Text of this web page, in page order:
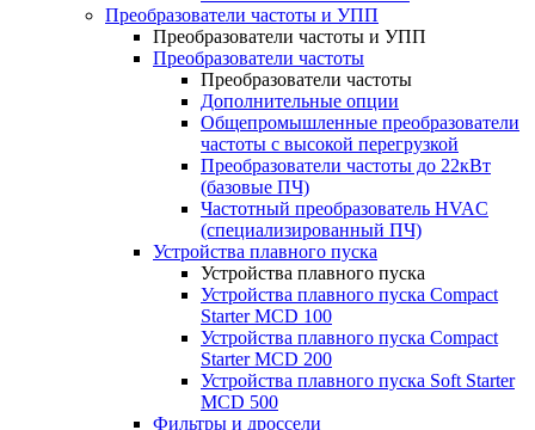
Преобразователи частоты и УПП
Преобразователи частоты и УПП
Преобразователи частоты
Преобразователи частоты
Дополнительные опции
Общепромышленные преобразователи
частоты с высокой перегрузкой
Преобразователи частоты до 22кВт
(базовые ПЧ)
Частотный преобразователь HVAC
(специализированный ПЧ)
Устройства плавного пуска
Устройства плавного пуска
Устройства плавного пуска Compact
Starter MCD 100
Устройства плавного пуска Compact
Starter MCD 200
Устройства плавного пуска Soft Starter
MCD 500
Фильтры и дроссели